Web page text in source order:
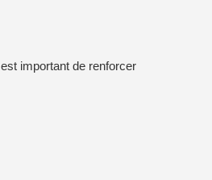
important de renforcer